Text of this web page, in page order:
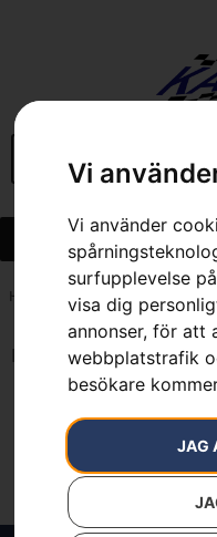
Vi
Vi använder
surfupplevelse
visa dig
annonser, för att
webbplatstrafik
besökare
JAG
Hem 7391736210010
Inga resultat.